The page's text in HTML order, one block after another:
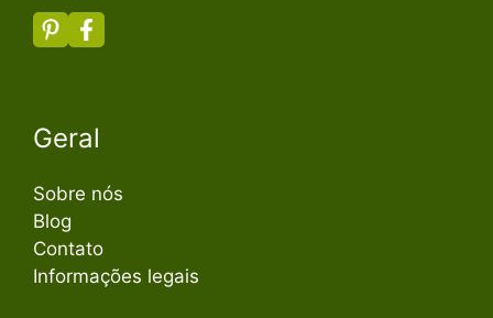
Geral
Sobre nós
Blog
Contato
Informações legais